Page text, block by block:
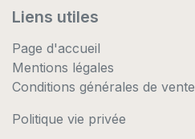
Liens utiles
Page d'accueil
Mentions légales
Conditions générales de vente
Politique vie privée